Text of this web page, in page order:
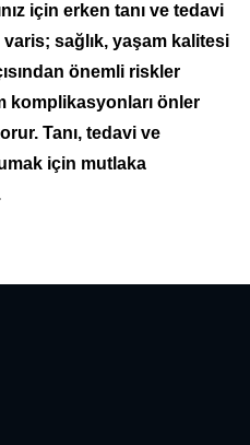
için erken tanı ve tedavi
sağlık, yaşam kalitesi
önemli riskler
komplikasyonları önler
Tanı, tedavi ve
için mutlaka